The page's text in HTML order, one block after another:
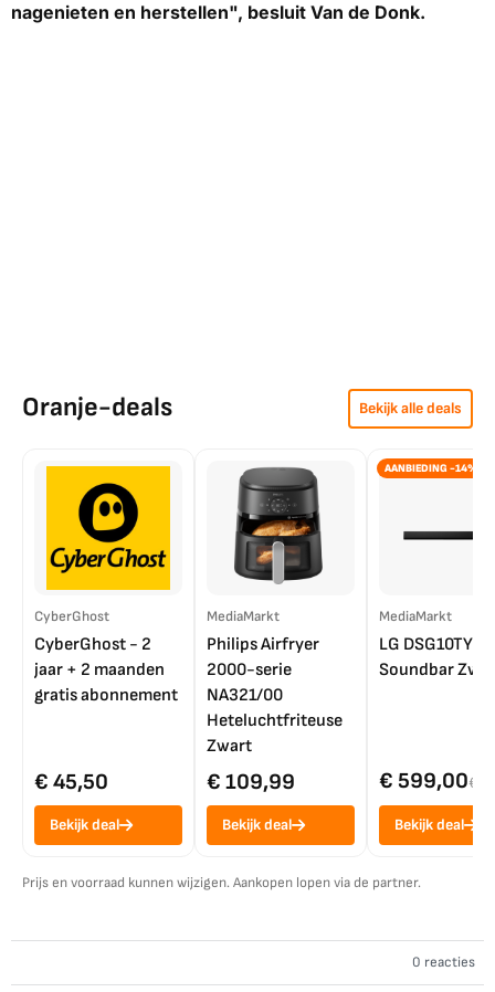
nagenieten en herstellen", besluit Van de Donk.
Oranje-deals Bekijk alle deals
CyberGhost
CyberGhost - 2
jaar + 2 maanden
gratis abonnement
€ 45,50
Bekijk deal
MediaMarkt
Philips Airfryer
2000-serie
NA321/00
Heteluchtfriteuse
Zwart
€ 109,99
Bekijk deal
AANBIEDING -14%
MediaMarkt
LG DSG10TY
Soundbar
€ 599,00€
Bekijk deal
Prijs en voorraad kunnen wijzigen. Aankopen lopen via de partner.
0 reacties